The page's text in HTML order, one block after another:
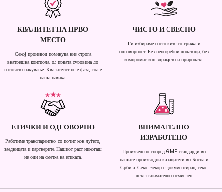
КВАЛИТЕТ НА ПРВО
МЕСТО
Секој производ поминува низ строга
внатрешна контрола, од првата суровина до
готовото пакување. Квалитетот не е фаза, тоа е
наша навика.
ЧИСТО И СВЕСНО
Ги избираме состојките со грижа и
одговорност. Без непотребни додатоци, без
компромис кон здравјето и природата.
ЕТИЧКИ И ОДГОВОРНО
Работиме транспарентно, со почит кон луѓето,
заедницата и партнерите. Нашиот раст никогаш
не оди на сметка на етиката.
ВНИМАТЕЛНО
ИЗРАБОТЕНО
Произведено според GMP стандарди во
нашите производни капацитети во Босна и
Србија. Секој чекор е документиран, секој
детал внимателно осмислен